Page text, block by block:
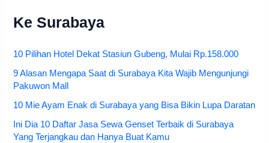
Ke Surabaya
10 Pilihan Hotel Dekat Stasiun Gubeng, Mulai Rp.158.000
9 Alasan Mengapa Saat di Surabaya Kita Wajib Mengunjungi
Pakuwon Mall
10 Mie Ayam Enak di Surabaya yang Bisa Bikin Lupa Daratan
Ini Dia 10 Daftar Jasa Sewa Genset Terbaik di Surabaya
Yang Terjangkau dan Hanya Buat Kamu